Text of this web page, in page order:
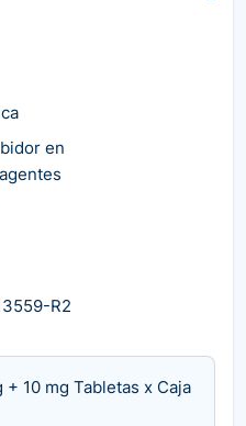
en
R2
10 mg Tabletas x Caja